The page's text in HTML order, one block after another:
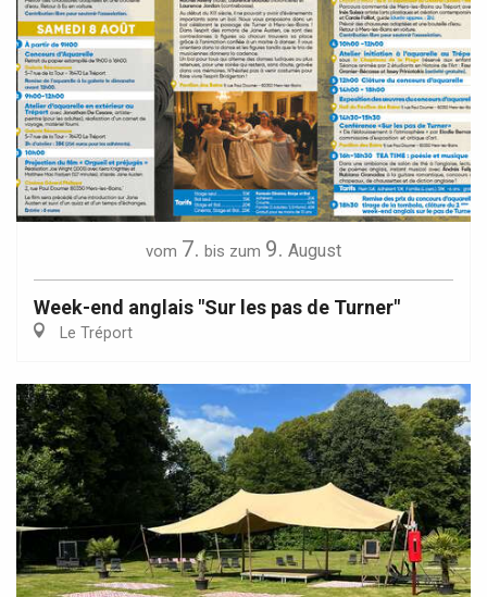
vom 7. bis zum 9. August
Week-end anglais "Sur les pas de Turner"
Le Tréport